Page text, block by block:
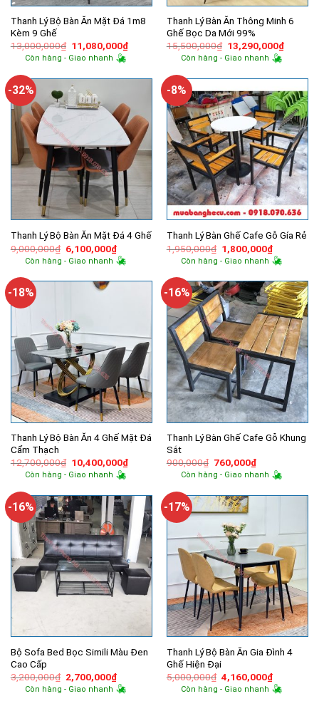
Thanh Lý Bộ Bàn Ăn Mặt Đá 1m8
Kèm 9 Ghế
13,000,000₫ Giá
gốc
là:
11,080,000₫Giá
hiện
11,080,000₫.
Còn hàng - Giao nhanh
Thanh Lý Bàn Ăn Thông Minh 6
Ghế Bọc Da Mới 99%
15,500,000₫ Giá
gốc
là:
13,290,000₫Giá
hiện
Còn hàng - Giao nhanh
-32%
Thanh Lý Bộ Bàn Ăn Mặt Đá 4 Ghế
9,000,000₫ Giá
gốc
là:
6,100,000₫Giá
hiện
tại
6,100,000₫.
Còn hàng - Giao nhanh
-8%
Thanh Lý Bàn Ghế Cafe Gỗ Gía Rẻ
1,950,000₫ Giá
gốc
là:
1,800,000₫Giá
hiện
tại
Còn hàng - Giao nhanh
-18%
Thanh Lý Bộ Bàn Ăn 4 Ghế Mặt Đá
Cẩm Thạch
12,700,000₫ Giá
gốc
là:
10,400,000₫Giá
hiện
10,400,000₫.
Còn hàng - Giao nhanh
-16%
Thanh Lý Bàn Ghế Cafe Gỗ Khung
Sắt
900,000₫ Giá
gốc
là:
760,000₫Giá
hiện
tại
760,000₫.
Còn hàng - Giao nhanh
-16%
Bộ Sofa Bed Bọc Simili Màu Đen
Cao Cấp
3,200,000₫ Giá
gốc
là:
2,700,000₫Giá
hiện
tại
Còn hàng - Giao nhanh
-17%
Thanh Lý Bộ Bàn Ăn Gia Đình 4
Ghế Hiện Đại
5,000,000₫ Giá
gốc
là:
4,160,000₫Giá
hiện
tại
Còn hàng - Giao nhanh